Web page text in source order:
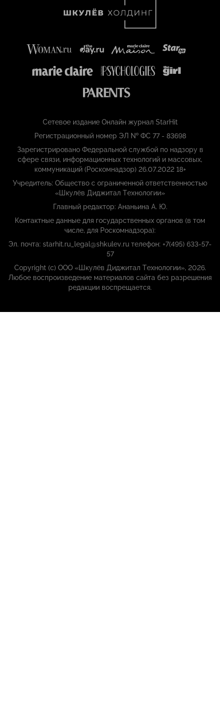
Сетевое издание Онлайн журнал StarHit
Регистрационный номер ЭЛ № ФС 77 - 83698
Зарегистрировано Федеральной службой по надзору в
сфере связи, информационных технологий и массовых,
коммуникаций (Роскомнадзор) 26.07.2022 18+
Учредитель: Общество с ограниченной ответственностью
«Шкулёв Диджитал Технологии»
Главный редактор: Ананьина А. Ю.
Контактные данные для государственных органов (в том
числе, для Роскомнадзора):
Эл. почта: starhit.ru_legal@shkulev.ru телефон: +7(495) 633-57-
57
Copyright (с) ООО «Шкулёв Диджитал Технологии», 2026.
Любое воспроизведение материалов сайта без разрешения
редакции воспрещается.